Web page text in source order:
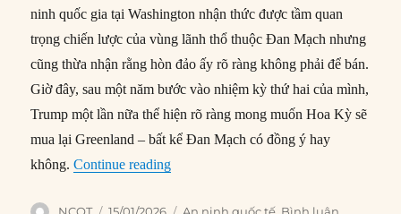
ninh quốc gia tại Washington nhận thức được tầm quan
trọng chiến lược của vùng lãnh thổ thuộc Đan Mạch nhưng
cũng thừa nhận rằng hòn đảo ấy rõ ràng không phải để bán.
Giờ đây, sau một năm bước vào nhiệm kỳ thứ hai của mình,
Trump một lần nữa thể hiện rõ ràng mong muốn Hoa Kỳ sẽ
mua lại Greenland – bất kể Đan Mạch có đồng ý hay
không.Continue reading“Đe dọa Greenland cho thấy Mỹ thiếu
Author
Posted
Categories